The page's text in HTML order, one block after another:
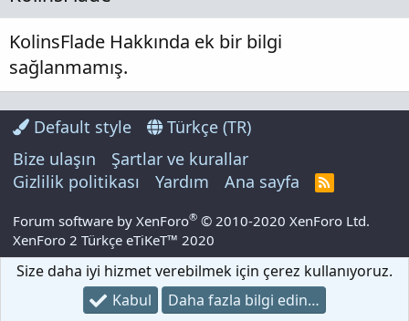
KolinsFlade Hakkında ek bir bilgi
sağlanmamış.
Default style
Türkçe (TR)
Bize ulaşın
Şartlar ve kurallar
Gizlilik politikası
Yardım Ana sayfa
R
S
Forum software by XenForo® © 2010-2020 XenForo Ltd.
XenForo 2 Türkçe eTiKeT™ 2020
Size daha iyi hizmet verebilmek için çerez kullanıyoruz.
Kabul
Daha fazla bilgi edin…